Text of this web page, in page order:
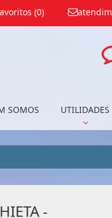
(0)
SOMOS UTILIDADES
-